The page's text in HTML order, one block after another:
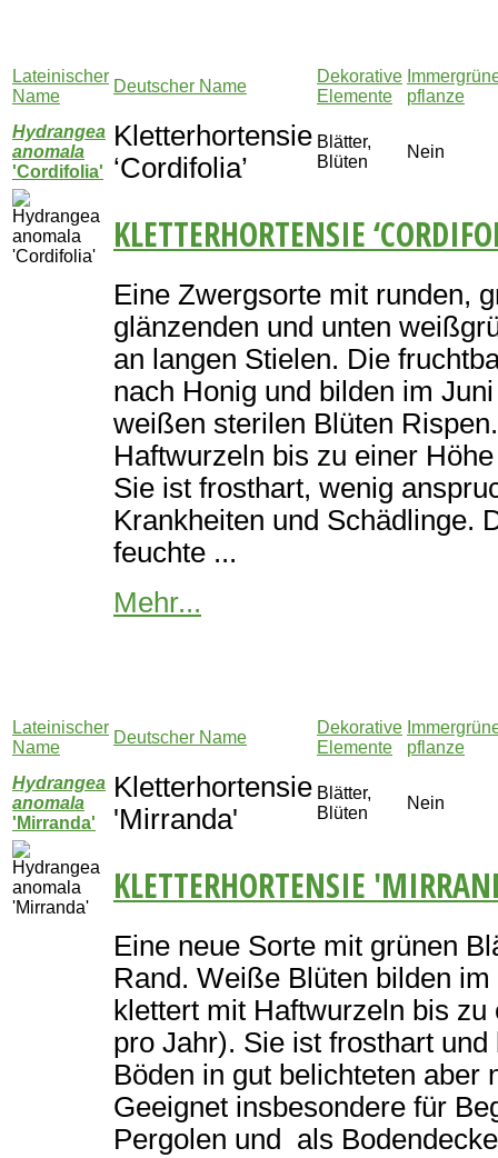
Lateinischer
Name
Deutscher Name
Dekorative
Elemente
pflanze
Hydrangea
anomala
'Cordifolia'
Kletterhortensie
‘Cordifolia’
Blätter,
Blüten
Nein
KLETTERHORTENSIE
Eine Zwergsorte mit runden,
glänzenden und unten
an langen Stielen. Die
nach Honig und bilden im
weißen sterilen Blüten
Haftwurzeln bis zu einer
Sie ist frosthart, wenig
Krankheiten und Schädlinge.
feuchte ...
Mehr...
Lateinischer
Name
Deutscher Name
Dekorative
Elemente
pflanze
Hydrangea
anomala
'Mirranda'
Kletterhortensie
'Mirranda'
Blätter,
Blüten
Nein
KLETTERHORTENSIE
Eine neue Sorte mit grünen
Rand. Weiße Blüten bilden
klettert mit Haftwurzeln bis
pro Jahr). Sie ist frosthart
Böden in gut belichteten aber
Geeignet insbesondere für
Pergolen und als